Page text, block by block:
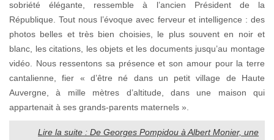
sobriété élégante, ressemble à l’ancien Président de la
République. Tout nous l’évoque avec ferveur et intelligence : des
photos belles et très bien choisies, le plus souvent en noir et
blanc, les citations, les objets et les documents jusqu’au montage
vidéo. Nous ressentons sa présence et son amour pour la terre
cantalienne, fier « d’être né dans un petit village de Haute
Auvergne, à mille mètres d’altitude, dans une maison qui
appartenait à ses grands-parents maternels ».
Lire la suite : De Georges Pompidou à Albert Monier, une